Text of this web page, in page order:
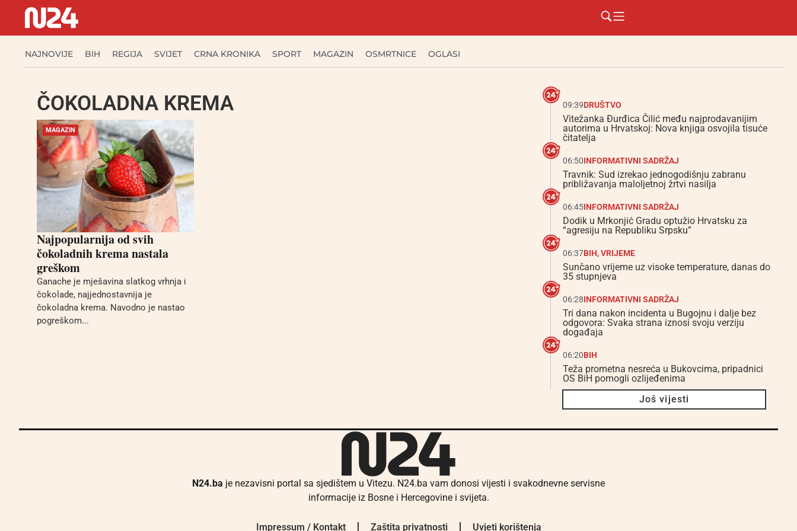
NAJNOVIJE BIH REGIJA SVIJET CRNA KRONIKA SPORT MAGAZIN OSMRTNICE OGLASI
ČOKOLADNA KREMA
MAGAZIN
Najpopularnija od svih
čokoladnih krema nastala
greškom
Ganache je mješavina slatkog vrhnja i
čokolade, najjednostavnija je
čokoladna krema. Navodno je nastao
pogreškom...
09:39DRUŠTVO
Vitežanka Đurđica Čilić među najprodavanijim
autorima u Hrvatskoj: Nova knjiga osvojila tisuće
čitatelja
06:50INFORMATIVNI SADRŽAJ
Travnik: Sud izrekao jednogodišnju zabranu
približavanja maloljetnoj žrtvi nasilja
06:45INFORMATIVNI SADRŽAJ
Dodik u Mrkonjić Gradu optužio Hrvatsku za
“agresiju na Republiku Srpsku”
06:37BIH,VRIJEME
Sunčano vrijeme uz visoke temperature, danas do
35 stupnjeva
06:28INFORMATIVNI SADRŽAJ
Tri dana nakon incidenta u Bugojnu i dalje bez
odgovora: Svaka strana iznosi svoju verziju
događaja
06:20BIH
Teža prometna nesreća u Bukovcima, pripadnici
OS BiH pomogli ozlijeđenima
Još vijesti
N24.ba je nezavisni portal sa sjedištem u Vitezu. N24.ba vam donosi vijesti i svakodnevne servisne
informacije iz Bosne i Hercegovine i svijeta.
Impressum / Kontakt Zaštita privatnosti Uvjeti korištenja